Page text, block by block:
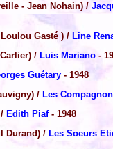
- Jean Nohain) /
Gasté ) / Line
/ Luis Mariano -
Guétary - 1948
/ Les
Edith Piaf- 1948
Durand) / Les Soeurs